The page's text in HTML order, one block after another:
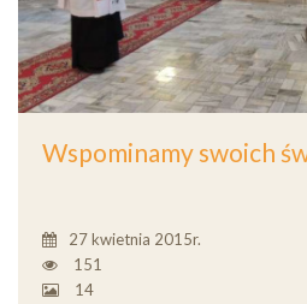
Wspominamy swoich
27 kwietnia 2015r.
151
14